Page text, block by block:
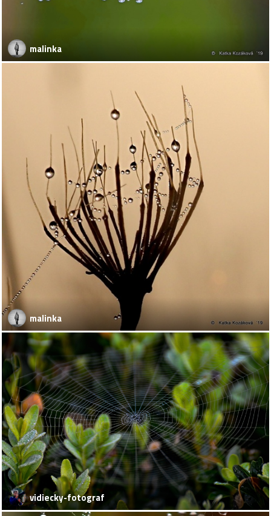
malinka
malinka
vidiecky-fotograf